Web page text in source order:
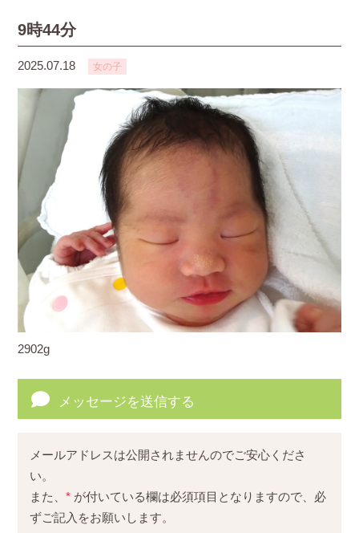
9時44分
2025.07.18 女の子
2902g
メッセージを送信する
メールアドレスは公開されませんのでご安心くださ
い。
また、* が付いている欄は必須項目となりますので、必
ずご記入をお願いします。